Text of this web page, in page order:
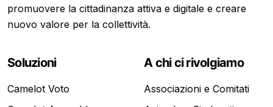
promuovere la cittadinanza attiva e digitale e creare
nuovo valore per la collettività.
Soluzioni
Camelot Voto
A chi ci rivolgiamo
Associazioni e Comitati